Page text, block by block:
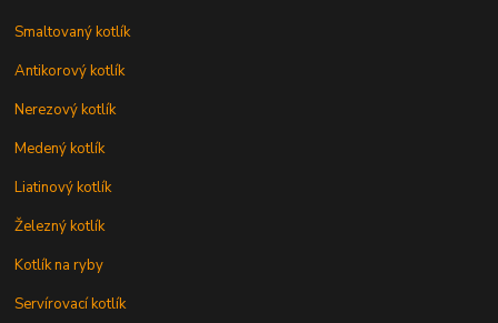
Smaltovaný kotlík
Antikorový kotlík
Nerezový kotlík
Medený kotlík
Liatinový kotlík
Železný kotlík
Kotlík na ryby
Servírovací kotlík